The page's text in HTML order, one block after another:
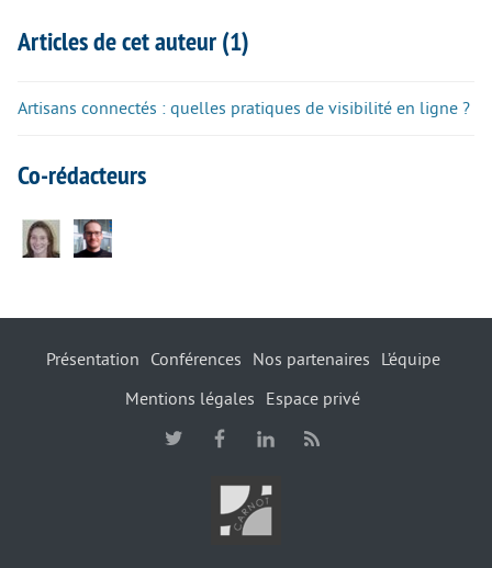
Articles de cet auteur (1)
Artisans connectés : quelles pratiques de visibilité en ligne ?
Co-rédacteurs
Présentation Conférences Nos partenaires
L’équipe
Mentions légales
Espace privé